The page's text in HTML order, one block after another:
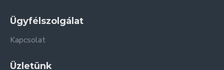
Ügyfélszolgálat
Kapcsolat
Üzletünk